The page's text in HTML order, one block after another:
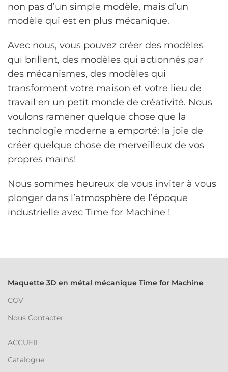
non pas d’un simple modèle, mais d’un
modèle qui est en plus mécanique.
Avec nous, vous pouvez créer des modèles
qui brillent, des modèles qui actionnés par
des mécanismes, des modèles qui
transforment votre maison et votre lieu de
travail en un petit monde de créativité. Nous
voulons ramener quelque chose que la
technologie moderne a emporté: la joie de
créer quelque chose de merveilleux de vos
propres mains!
Nous sommes heureux de vous inviter à vous
plonger dans l’atmosphère de l’époque
industrielle avec Time for Machine !
Maquette 3D en métal mécanique Time for Machine
CGV
Nous Contacter
ACCUEIL
Catalogue